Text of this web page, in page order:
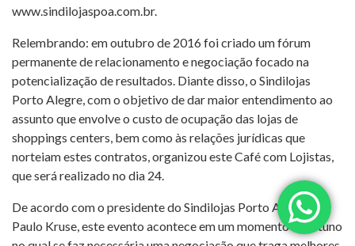
www.sindilojaspoa.com.br.
Relembrando: em outubro de 2016 foi criado um fórum
permanente de relacionamento e negociação focado na
potencialização de resultados. Diante disso, o Sindilojas
Porto Alegre, com o objetivo de dar maior entendimento ao
assunto que envolve o custo de ocupação das lojas de
shoppings centers, bem como às relações jurídicas que
norteiam estes contratos, organizou este Café com Lojistas,
que será realizado no dia 24.
De acordo com o presidente do Sindilojas Porto Alegre,
Paulo Kruse, este evento acontece em um momento oportuno